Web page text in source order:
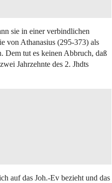
sie in einer verbindlichen
von Athanasius (295-373) als
Dem tut es keinen Abbruch, daß
Jahrzehnte des 2. Jhdts
auf das Joh.-Ev bezieht und das